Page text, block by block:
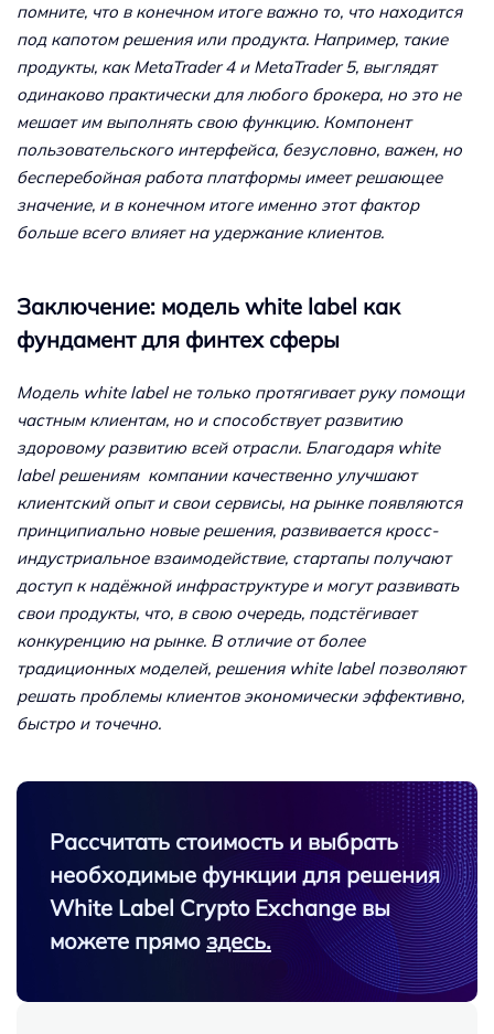
помните, что в конечном итоге важно то, что находится
под капотом решения или продукта. Например, такие
продукты, как MetaTrader 4 и MetaTrader 5, выглядят
одинаково практически для любого брокера, но это не
мешает им выполнять свою функцию. Компонент
пользовательского интерфейса, безусловно, важен, но
бесперебойная работа платформы имеет решающее
значение, и в конечном итоге именно этот фактор
больше всего влияет на удержание клиентов.
Заключение: модель white label как
фундамент для финтех сферы
Модель white label не только протягивает руку помощи
частным клиентам, но и способствует развитию
здоровому развитию всей отрасли. Благодаря white
label решениям компании качественно улучшают
клиентский опыт и свои сервисы, на рынке появляются
принципиально новые решения, развивается кросс-
индустриальное взаимодействие, стартапы получают
доступ к надёжной инфраструктуре и могут развивать
свои продукты, что, в свою очередь, подстёгивает
конкуренцию на рынке. В отличие от более
традиционных моделей, решения white label позволяют
решать проблемы клиентов экономически эффективно,
быстро и точечно.
Рассчитать стоимость и выбрать
необходимые функции для решения
White Label Crypto Exchange вы
можете прямо здесь.